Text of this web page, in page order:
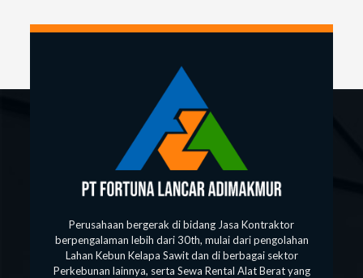
Perusahaan bergerak di bidang Jasa Kontraktor
berpengalaman lebih dari 30th, mulai dari pengolahan
Lahan Kebun Kelapa Sawit dan di berbagai sektor
Perkebunan lainnya, serta Sewa Rental Alat Berat yang